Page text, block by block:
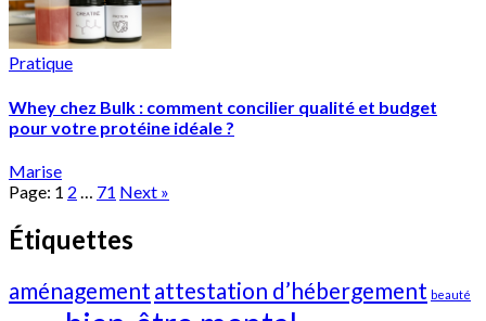
Pratique
Whey chez Bulk : comment concilier qualité et budget
pour votre protéine idéale ?
Marise
Page: 1 2 … 71 Next »
Étiquettes
aménagement attestation d’hébergement beauté